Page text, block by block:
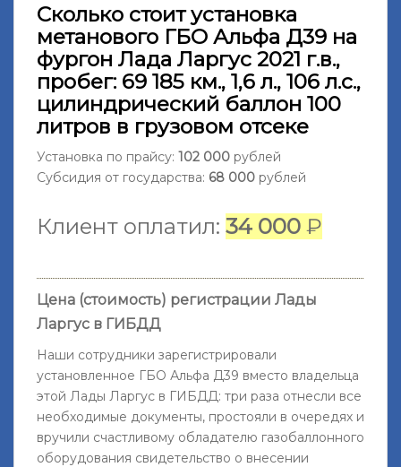
Сколько стоит установка
метанового ГБО Альфа Д39 на
фургон Лада Ларгус 2021 г.в.,
пробег: 69 185 км., 1,6 л., 106 л.с.,
цилиндрический баллон 100
литров в грузовом отсеке
Установка по прайсу: 102 000 рублей
Субсидия от государства: 68 000 рублей
Клиент оплатил: 34 000 ₽
Цена (стоимость) регистрации Лады
Ларгус в ГИБДД
Наши сотрудники зарегистрировали
установленное ГБО Альфа Д39 вместо владельца
этой Лады Ларгус в ГИБДД: три раза отнесли все
необходимые документы, простояли в очередях и
вручили счастливому обладателю газобаллонного
оборудования свидетельство о внесении